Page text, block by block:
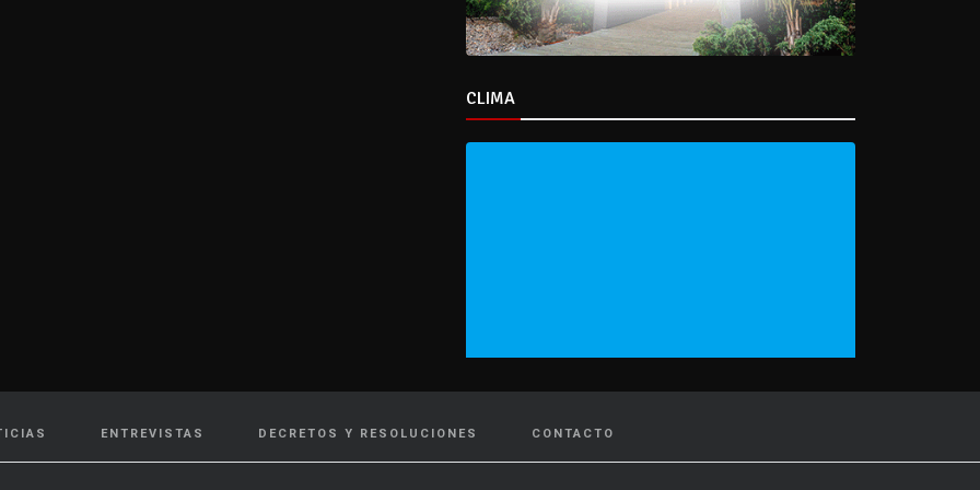
CLIMA
ENTREVISTAS DECRETOS Y RESOLUCIONES CONTACTO